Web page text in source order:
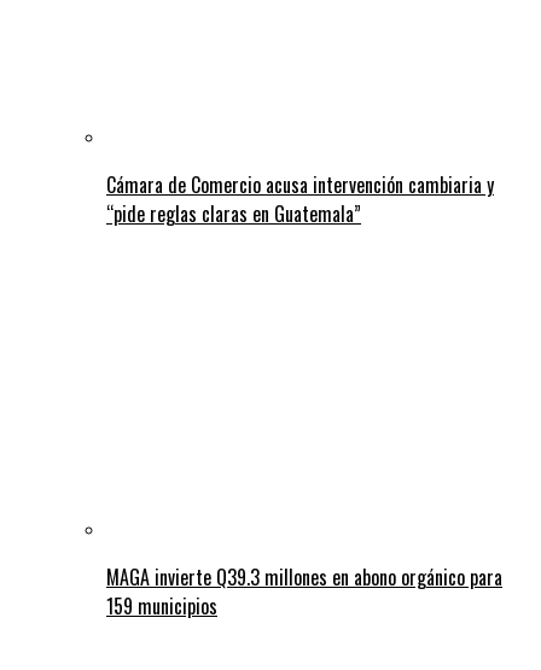
Cámara de Comercio acusa intervención cambiaria y
“pide reglas claras en Guatemala”
MAGA invierte Q39.3 millones en abono orgánico para
159 municipios